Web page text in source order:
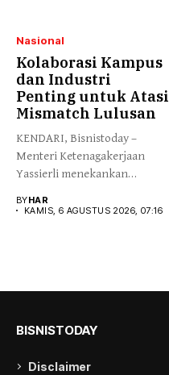
Nasional
Kolaborasi Kampus
dan Industri
Penting untuk Atasi
Mismatch Lulusan
KENDARI, Bisnistoday –
Menteri Ketenagakerjaan
Yassierli menekankan
lebih erat...
BYHAR
KAMIS, 6 AGUSTUS 2026, 07:16
BISNISTODAY
Disclaimer